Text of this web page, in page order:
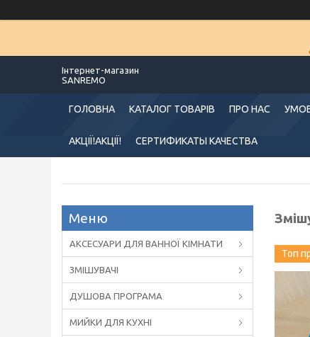
Інтернет-магазин
SANREMO
ГОЛОВНА КАТАЛОГ ТОВАРІВ ПРО НАС
АКЦІЇ!АКЦІЇ! СЕРТИФИКАТЫ КАЧЕСТВА
Топ
АКСЕСУАРИ ДЛЯ ВАННОЇ КІМНАТИ
ЗМІШУВАЧІ
ДУШОВА ПРОГРАМА
МИЙКИ ДЛЯ КУХНІ